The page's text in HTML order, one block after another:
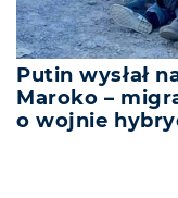
Putin wysłał
Maroko –
o wojnie